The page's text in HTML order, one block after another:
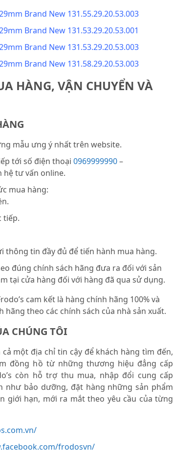
Brand New 131.55.29.20.53.003
Brand New 131.53.29.20.53.001
Brand New 131.53.29.20.53.003
Brand New 131.58.29.20.53.003
HÀNG, VẬN CHUYỂN VÀ
mẫu ưng ý nhất trên website.
tới số điện thoại 0969999990–
hệ tư vấn online.
mua hàng:
tiếp.
thông tin đầy đủ để tiến hành mua hàng.
đúng chính sách hãng đưa ra đối với sản
tại cửa hàng đối với hàng đã qua sử dụng.
cam kết là hàng chính hãng 100% và
hãng theo các chính sách của nhà sản xuất.
CHÚNG TÔI
một địa chỉ tin cậy để khách hàng tìm đến,
đồng hồ từ những thương hiệu đẳng cấp
còn hỗ trợ thu mua, nhập đổi cung cấp
như bảo dưỡng, đặt hàng những sản phẩm
giới hạn, mới ra mắt theo yêu cầu của từng
frodosvn/